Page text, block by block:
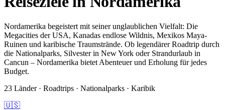
Nordamerika begeistert mit seiner unglaublichen Vielfalt: Die
Megacities der USA, Kanadas endlose Wildnis, Mexikos Maya-
Ruinen und karibische Traumstrände. Ob legendärer Roadtrip durch
die Nationalparks, Silvester in New York oder Strandurlaub in
Cancun – Nordamerika bietet Abenteuer und Erholung für jedes
Budget.
23 Länder · Roadtrips · Nationalparks · Karibik
🇺🇸